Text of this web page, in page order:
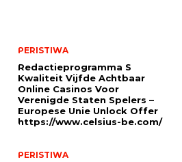
PERISTIWA
Redactieprogramma S
Kwaliteit Vijfde Achtbaar
Online Casinos Voor
Verenigde Staten Spelers –
Europese Unie Unlock Offer
https://www.celsius-be.com/
PERISTIWA